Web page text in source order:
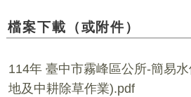
檔案下載（或附件）
114年 臺中市霧峰區公所-簡易
地及中耕除草作業).pdf